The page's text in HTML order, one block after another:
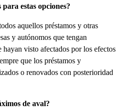
para estas opciones?
aquellos préstamos y otras
y autónomos que tengan
visto afectados por los efectos
que los préstamos y
o renovados con posterioridad
de aval?